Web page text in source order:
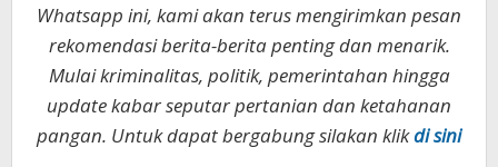
Whatsapp ini, kami akan terus mengirimkan pesan
rekomendasi berita-berita penting dan menarik.
Mulai kriminalitas, politik, pemerintahan hingga
update kabar seputar pertanian dan ketahanan
pangan. Untuk dapat bergabung silakan klikdi sini